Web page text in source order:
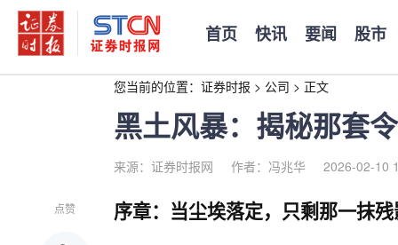
首页 快讯 要闻 股市
您当前的位置： 证券时报 > 公司 > 正文
黑土风暴：揭秘那套
来源：证券时报网 作者：冯兆华 2026-02-10
点赞 序章：当尘埃落定，只剩那一抹